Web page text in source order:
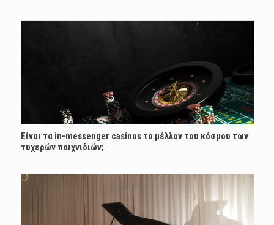
Είναι τα in-messenger casinos το μέλλον του κόσμου των
τυχερών παιχνιδιών;